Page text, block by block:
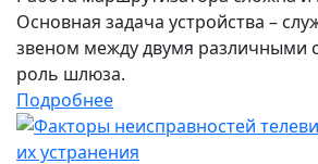
Основная задача устройства –
звеном между двумя различными
роль шлюза.
Подробнее